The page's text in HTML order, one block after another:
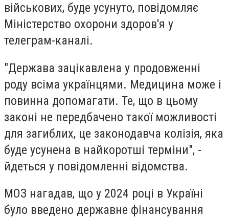
військових, буде усунуто, повідомляє
Міністерство охорони здоров'я у
телеграм-каналі.
"Держава зацікавлена у продовженні
роду всіма українцями. Медицина може і
повинна допомагати. Те, що в цьому
законі не передбачено такої можливості
для загиблих, це законодавча колізія, яка
буде усунена в найкоротші терміни", -
йдеться у повідомленні відомства.
МОЗ нагадав, що у 2024 році в Україні
було введено державне фінансування